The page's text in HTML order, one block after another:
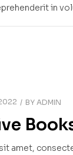
in
BY ADMIN
amet,